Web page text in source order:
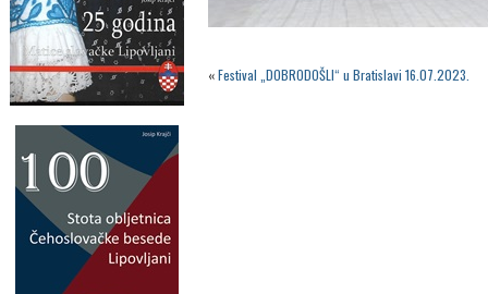
«Festival „DOBRODOŠLI“ u Bratislavi 16.07.2023.